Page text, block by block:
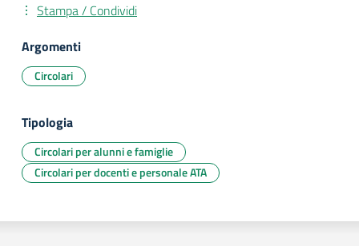
Stampa / Condividi
Argomenti
Circolari
Tipologia
Circolari per alunni e famiglie
Circolari per docenti e personale ATA